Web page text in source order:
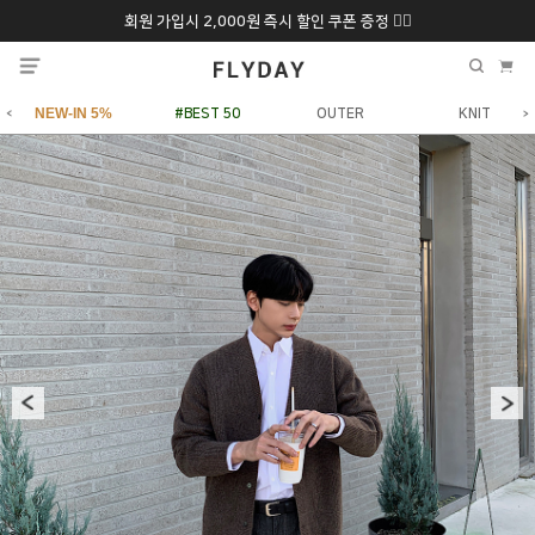
회원 가입시 2,000원 즉시 할인 쿠폰 증정 ❤️‍🔥
추석 특별 할인 10~20% 9/6 화 ~ 9/12월
NEW-IN 5% #BEST 50 OUTER KNIT